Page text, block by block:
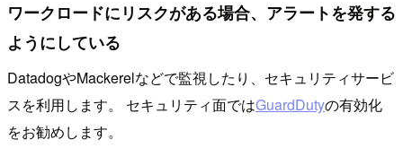
ワークロードにリスクがある場合、アラートを発する
ようにしている
DatadogやMackerelなどで監視したり、セキュリティサービ
スを利用します。 セキュリティ面ではGuardDutyの有効化
をお勧めします。